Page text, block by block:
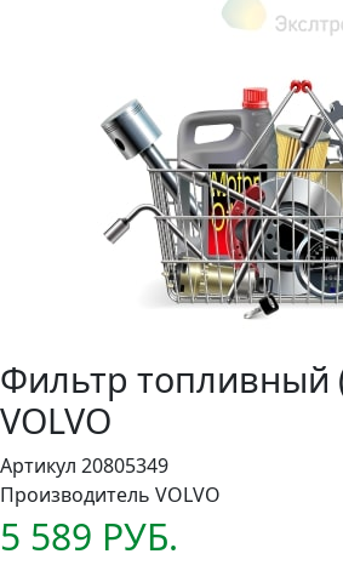
Фильтр топливный
VOLVO
Артикул 20805349
Производитель VOLVO
5 589 РУБ.